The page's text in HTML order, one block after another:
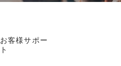
お客様サポー
ト